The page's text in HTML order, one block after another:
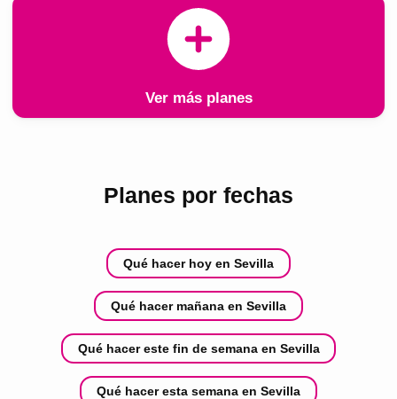
Ver más planes
Planes por fechas
Qué hacer hoy en Sevilla
Qué hacer mañana en Sevilla
Qué hacer este fin de semana en Sevilla
Qué hacer esta semana en Sevilla